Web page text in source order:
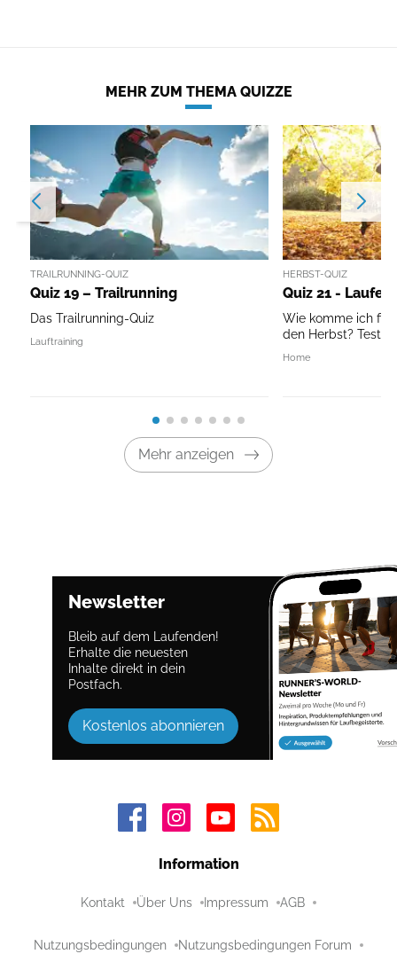
MEHR ZUM THEMA QUIZZE
TRAILRUNNING-QUIZ
Quiz 19 – Trailrunning
Das Trailrunning-Quiz
Lauftraining
HERBST-QUIZ
Quiz 21 -
Wie komme ich fit
den Herbst?
Home
Mehr anzeigen
Newsletter
Bleib auf dem Laufenden!
Erhalte die neuesten
Inhalte direkt in dein
Postfach.
Kostenlos abonnieren
Information
Kontakt Über Uns Impressum AGB
Nutzungsbedingungen Nutzungsbedingungen Forum